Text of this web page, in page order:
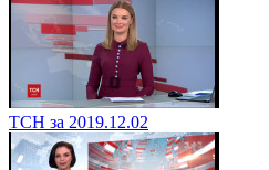
ТСН за 2019.12.02